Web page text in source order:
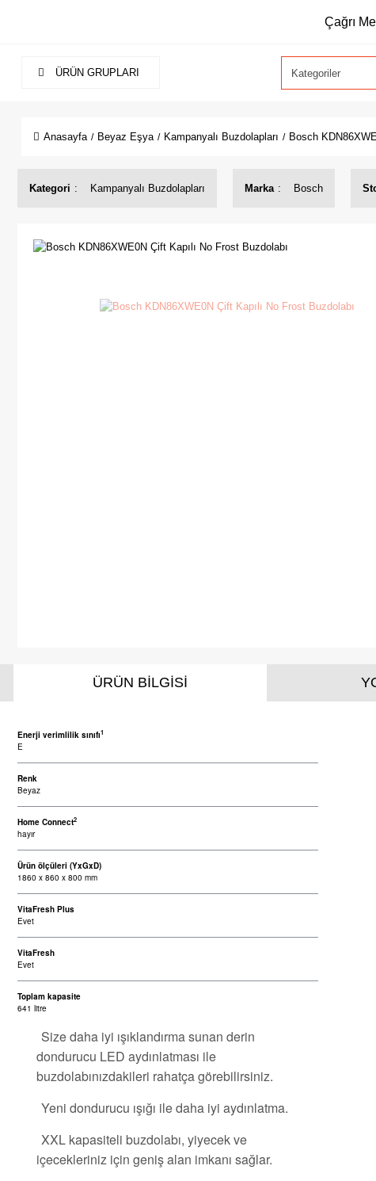
Çağrı
ÜRÜN GRUPLARI
Anasayfa Beyaz Eşya Kampanyalı Buzdolapları Bosch
Kategori Kampanyalı Buzdolapları Marka Bosch
ÜRÜN BİLGİSİ
Enerji verimlilik sınıfı1
E
Renk
Beyaz
Home Connect2
hayır
Ürün ölçüleri (YxGxD)
1860 x 860 x 800 mm
VitaFresh Plus
Evet
VitaFresh
Evet
Toplam kapasite
641 litre
Size daha iyi ışıklandırma sunan derin
dondurucu LED aydınlatması ile
buzdolabınızdakileri rahatça görebilirsiniz.
Yeni dondurucu ışığı ile daha iyi aydınlatma.
XXL kapasiteli buzdolabı, yiyecek ve
içecekleriniz için geniş alan imkanı sağlar.